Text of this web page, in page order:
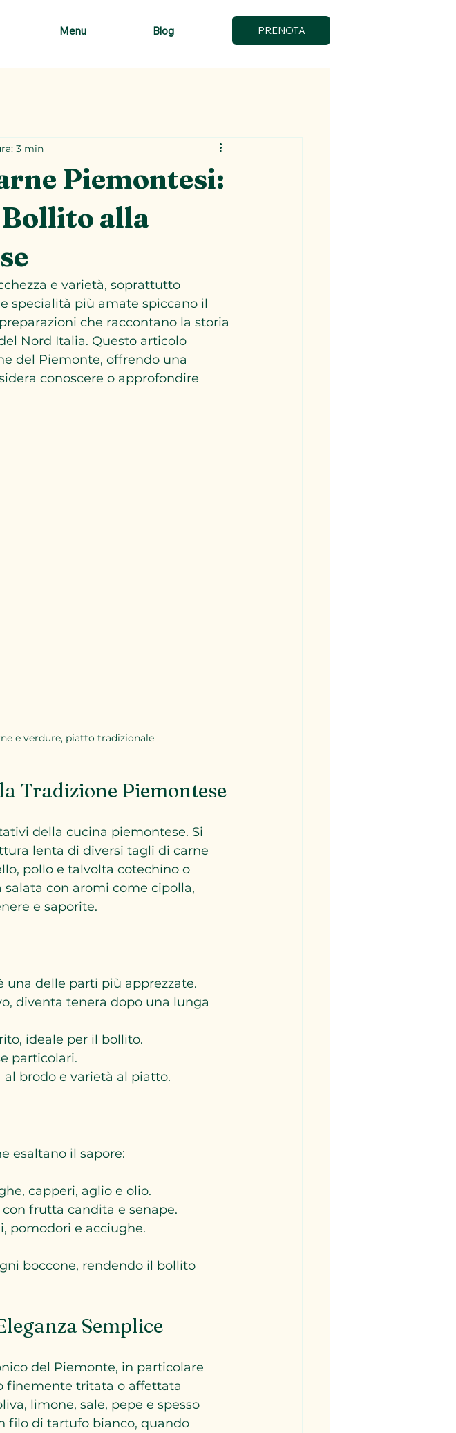
Menu Blog PRENOTA
Piemontesi:
alla
3 min
e varietà, soprattutto
specialità più amate spiccano il
che raccontano la storia
Nord Italia. Questo articolo
del Piemonte, offrendo una
conoscere o approfondire
e verdure, piatto tradizionale
Tradizione Piemontese
della cucina piemontese. Si
lenta di diversi tagli di carne
pollo e talvolta cotechino o
con aromi come cipolla,
e saporite.
una delle parti più apprezzate.
diventa tenera dopo una lunga
ideale per il bollito.
particolari.
brodo e varietà al piatto.
esaltano il sapore:
capperi, aglio e olio.
frutta candita e senape.
pomodori e acciughe.
boccone, rendendo il bollito
Semplice
del Piemonte, in particolare
finemente tritata o affettata
limone, sale, pepe e spesso
filo di tartufo bianco, quando